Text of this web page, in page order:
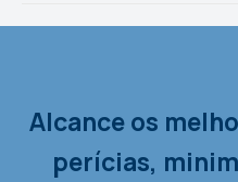
Alcance os
perícias,